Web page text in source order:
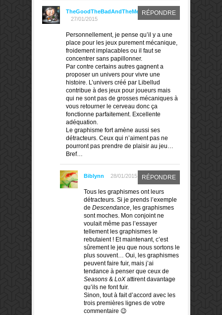
TheGoodTheBadAndTheMeeple
27/01/2015
RÉPONDRE
Personnellement, je pense qu’il y a une
place pour les jeux purement mécanique,
froidement implacables ou il faut se
concentrer sans papillonner.
Par contre certains autres gagnent a
proposer un univers pour vivre une
histoire. L’univers créé par Libellud
contribue à des jeux pour joueurs mais
qui ne sont pas de grosses mécaniques à
vous retourner le cerveau donc ça
fonctionne parfaitement. Excellente
adéquation.
Le graphisme fort amène aussi ses
détracteurs. Ceux qui n’aiment pas ne
pourront pas prendre de plaisir au jeu…
Bref…
Biblynn 28/01/2015 RÉPONDRE
Tous les graphismes ont leurs
détracteurs. Si je prends l’exemple
de Descendance, les graphismes
sont moches. Mon conjoint ne
voulait même pas l’essayer
tellement les graphismes le
rebutaient ! Et maintenant, c’est
sûrement le jeu que nous sortons le
plus souvent… Oui, les graphismes
peuvent faire fuir, mais j’ai
tendance à penser que ceux de
Seasons & LoX attirent davantage
qu’ils ne font fuir.
Sinon, tout à fait d’accord avec les
trois premières lignes de votre
commentaire 😉